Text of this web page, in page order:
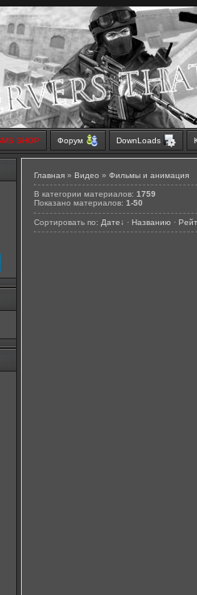
SHOP Форум DownLoads
Главная » Видео » Фильмы и анимация
В категории материалов: 1759
Показано материалов: 1-50
Сортировать по: Дате↓ · Названию ·